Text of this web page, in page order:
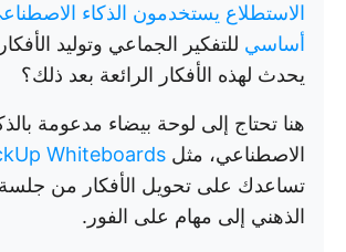
الاستطلاع يستخدمون الذكاء
أساسي للتفكير الجماعي وتوليد
يحدث لهذه الأفكار الرائعة بعد ذلك؟
هنا تحتاج إلى لوحة بيضاء مدعومة
الاصطناعي، مثل Whiteboards
تساعدك على تحويل الأفكار من
الذهني إلى مهام على الفور.